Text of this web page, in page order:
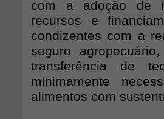
com a adoção de
recursos e
condizentes com a
seguro
transferência de
minimamente
alimentos com